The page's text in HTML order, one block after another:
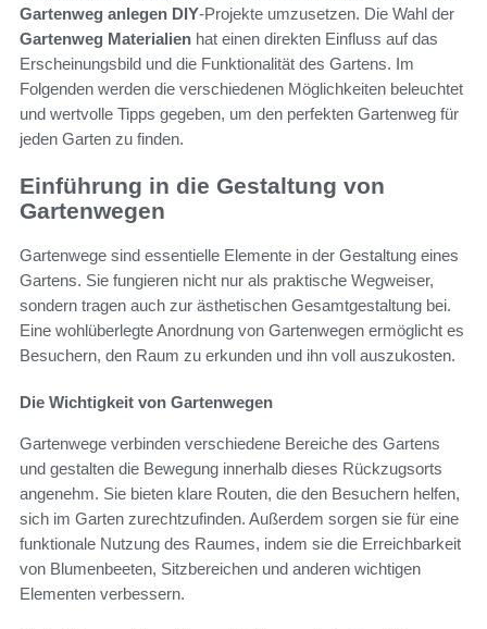
Gartenweg anlegen DIY-Projekte umzusetzen. Die Wahl der
Gartenweg Materialien hat einen direkten Einfluss auf das
Erscheinungsbild und die Funktionalität des Gartens. Im
Folgenden werden die verschiedenen Möglichkeiten beleuchtet
und wertvolle Tipps gegeben, um den perfekten Gartenweg für
jeden Garten zu finden.
Einführung in die Gestaltung von
Gartenwegen
Gartenwege sind essentielle Elemente in der Gestaltung eines
Gartens. Sie fungieren nicht nur als praktische Wegweiser,
sondern tragen auch zur ästhetischen Gesamtgestaltung bei.
Eine wohlüberlegte Anordnung von Gartenwegen ermöglicht es
Besuchern, den Raum zu erkunden und ihn voll auszukosten.
Die Wichtigkeit von Gartenwegen
Gartenwege verbinden verschiedene Bereiche des Gartens
und gestalten die Bewegung innerhalb dieses Rückzugsorts
angenehm. Sie bieten klare Routen, die den Besuchern helfen,
sich im Garten zurechtzufinden. Außerdem sorgen sie für eine
funktionale Nutzung des Raumes, indem sie die Erreichbarkeit
von Blumenbeeten, Sitzbereichen und anderen wichtigen
Elementen verbessern.